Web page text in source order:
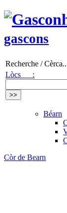
gascons
Recherche /
Lòcs :
Béarn
Còr de Bearn